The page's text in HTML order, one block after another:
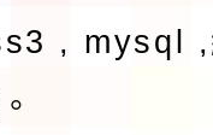
, mysql ,